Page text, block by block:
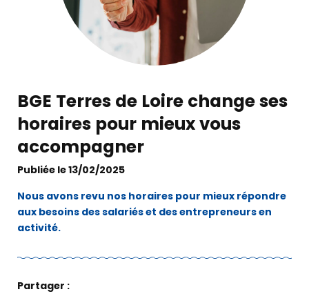
BGE Terres de Loire change ses
horaires pour mieux vous
accompagner
Publiée le 13/02/2025
Nous avons revu nos horaires pour mieux répondre
aux besoins des salariés et des entrepreneurs en
activité.
Partager :